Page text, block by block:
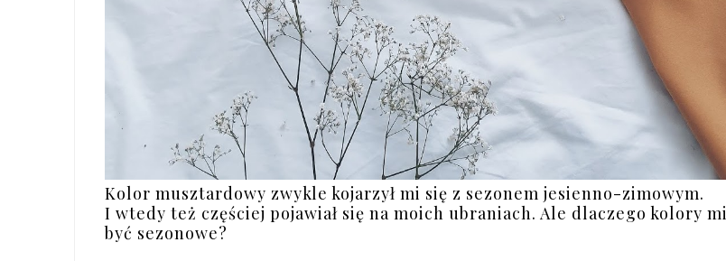
Kolor musztardowy zwykle kojarzył mi się z sezonem jesienno-zimowym.
I wtedy też częściej pojawiał się na moich ubraniach. Ale dlaczego kolory
być sezonowe?